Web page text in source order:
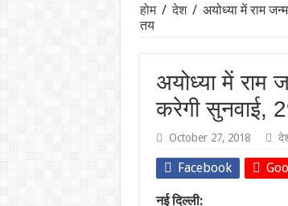
होम / देश / अयोध्या में राम
तय
अयोध्या में राम
करेगी सुनवाई,
October 27, 2018
Facebook
नई दिल्ली: